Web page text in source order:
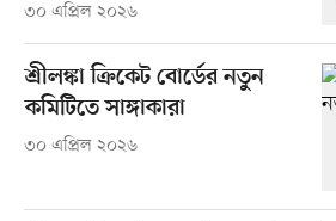
৩০ এপ্রিল ২০২৬
শ্রীলঙ্কা ক্রিকেট বোর্ডের নতুন
কমিটিতে সাঙ্গাকারা
৩০ এপ্রিল ২০২৬